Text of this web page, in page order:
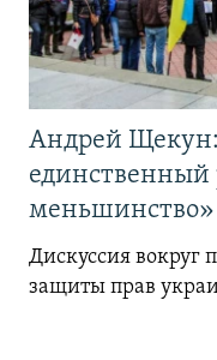
Андрей
единственный
меньшинство»
Дискуссия вокруг
защиты прав